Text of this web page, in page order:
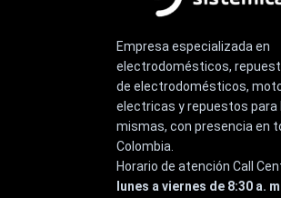
Empresa especializada en
electrodomésticos,
de electrodomésticos,
electricas y repuestos para
mismas, con presencia en
Colombia.
Horario de atención Call
lunes a viernes de 8:30 a.